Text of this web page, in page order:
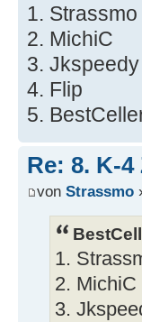
1. Strassmo
2. MichiC
3. Jkspeedy
4. Flip
5.
Re: 8. K-
von Strassmo
1.
2. MichiC
3.